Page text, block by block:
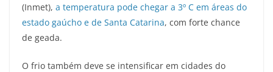
(Inmet), a temperatura pode chegar a 3º C em áreas do
estado gaúcho e de Santa Catarina, com forte chance
de geada.
O frio também deve se intensificar em cidades do